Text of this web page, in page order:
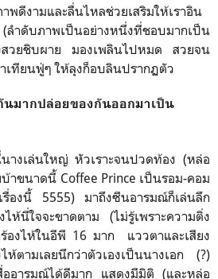
พดีงามและลื่นไหลช่วยเสริมให้เราอิน
ดับภาพเป็นอย่างหนึ่งที่ชอบมากเป็น
วยชิบผาย มองเพลินไปหมด สวยจน
เทียนฟู่ๆ ให้ลุงก็อบลินปรากฏตัว
นมากปล่อยของกันออกมาเป็น
างเล่นใหญ่ หัวเราะจนปวดท้อง (หล่อ
าขนาดนี้ Coffee Prince เป็นรอม-คอม
เรื่องนี้ 5555) มาถึงซีนอารมณ์ก็เล่นลึก
ห้นี่ใจจะขาดตาม (ไม่รู้เพราะความติ่ง
องไห้ในอีพี 16 มาก แววตาและเสียง
ห้ตามเลยนึกว่าตัวเองเป็นนางเอก (?)
อารมณ์ได้ดีมาก แสดงมีมิติ (และหล่อ